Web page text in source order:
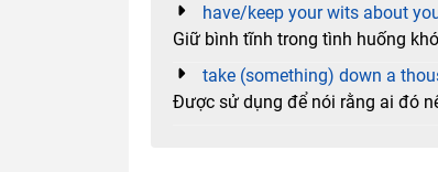
have/keep your wits about
Giữ bình tĩnh trong tình huống
take (something) down a
Được sử dụng để nói rằng ai đó